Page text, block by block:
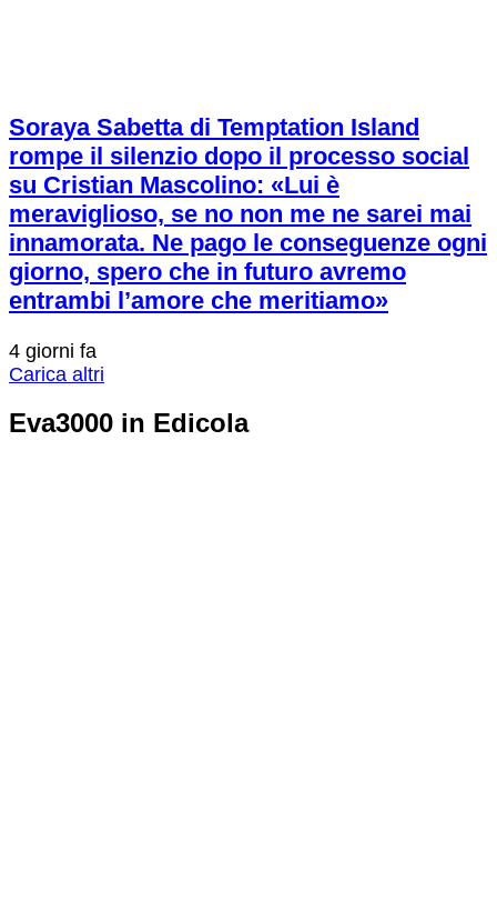
Soraya Sabetta di Temptation Island
rompe il silenzio dopo il processo social
su Cristian Mascolino: «Lui è
meraviglioso, se no non me ne sarei mai
innamorata. Ne pago le conseguenze ogni
giorno, spero che in futuro avremo
entrambi l’amore che meritiamo»
4 giorni fa
Carica altri
Eva3000 in Edicola